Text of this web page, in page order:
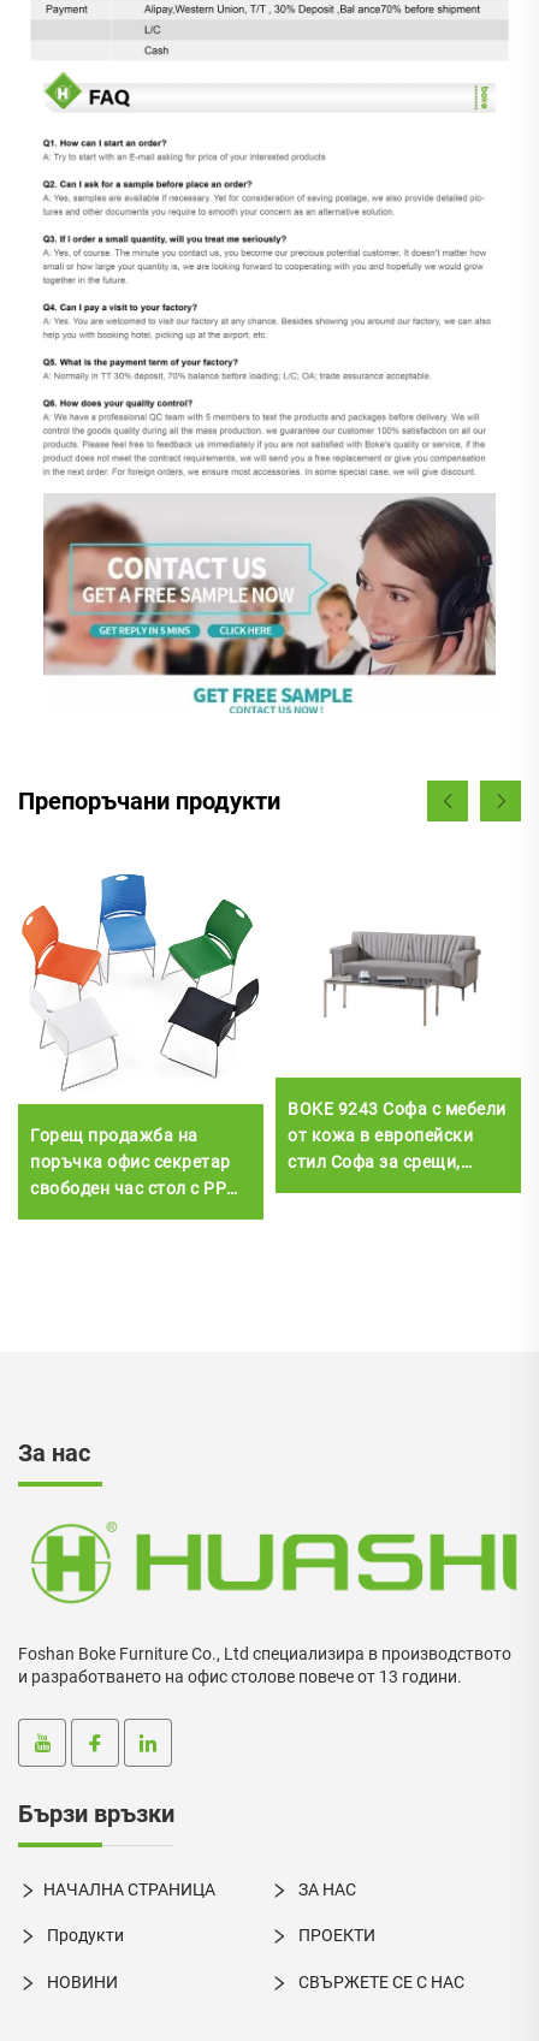
Препоръчани продукти
Горещ продажба на
поръчка офис секретар
свободен час стол с PP
BOKE 9243 Софа с мебели
от кожа в европейски
стил Софа за срещи,
За нас
Foshan Boke Furniture Co., Ltd специализира в производството
и разработването на офис столове повече от 13 години.
Бързи връзки
НАЧАЛНА СТРАНИЦА ЗА НАС
Продукти ПРОЕКТИ
НОВИНИ СВЪРЖЕТЕ СЕ С НАС